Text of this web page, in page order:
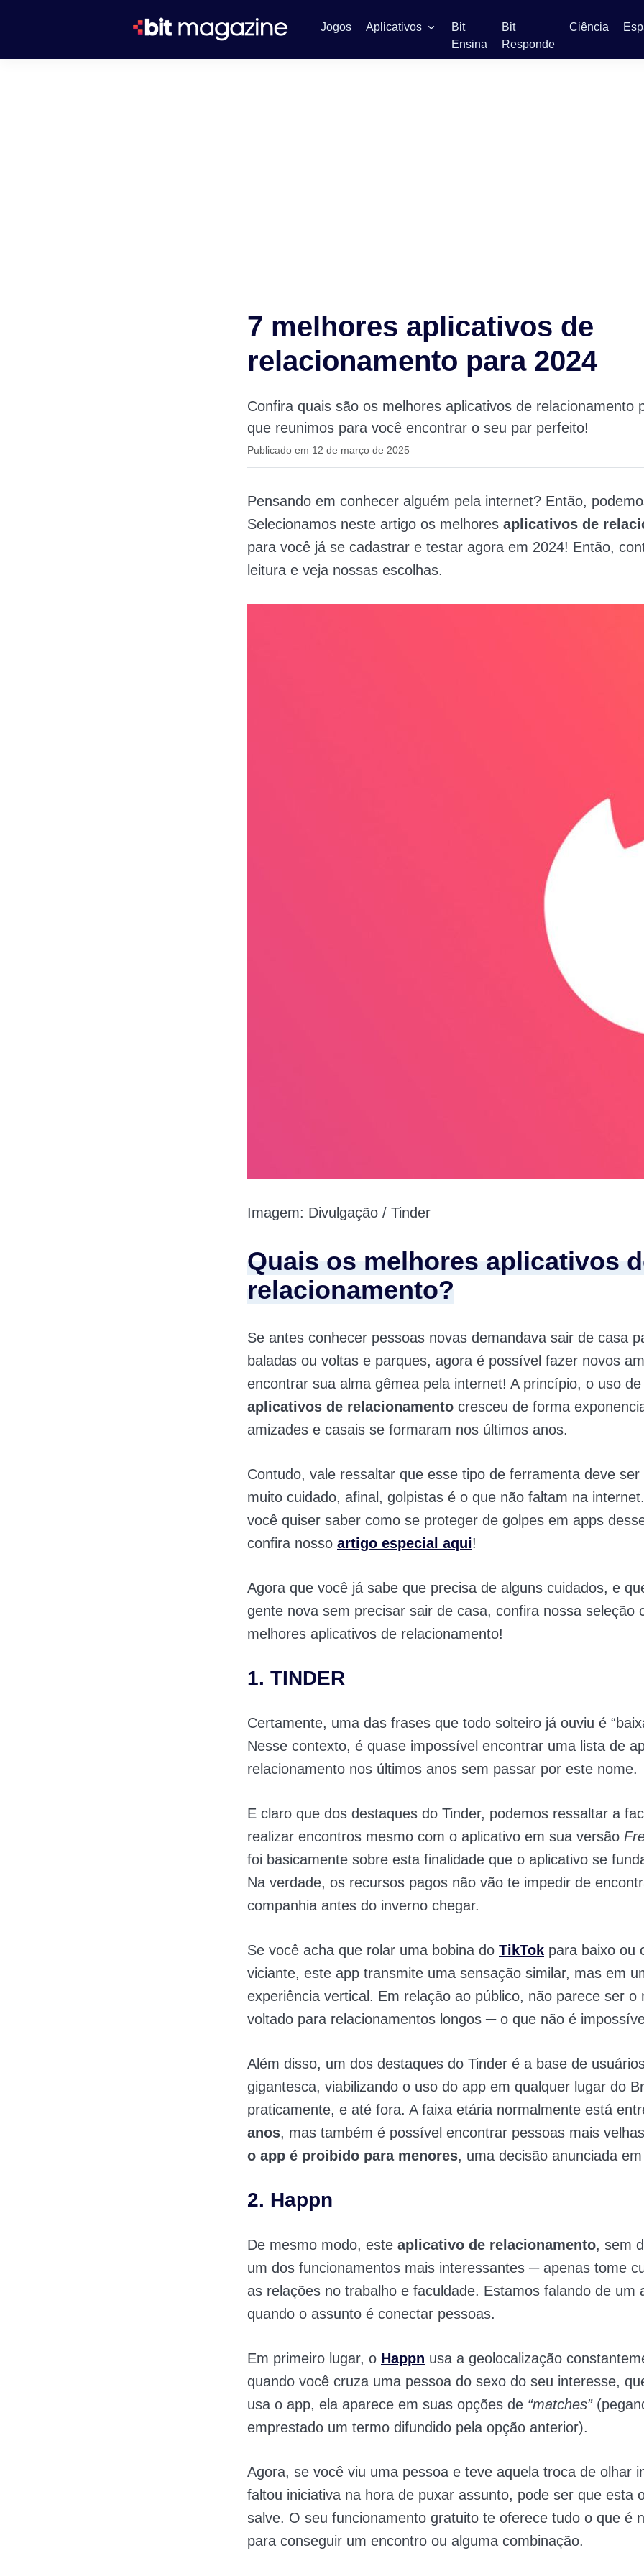
Jogos Aplicativos
Bit
Ensina
Bit
Responde
Ciência
7 melhores aplicativos de
relacionamento para 2024
Confira quais são os melhores aplicativos de relacionamento
que reunimos para você encontrar o seu par perfeito!
Publicado em 12 de março de 2025
Pensando em conhecer alguém pela internet? Então,
Selecionamos neste artigo os melhores aplicativos de
para você já se cadastrar e testar agora em 2024! Então,
leitura e veja nossas escolhas.
Imagem: Divulgação / Tinder
Quais os melhores aplicativos
relacionamento?
Se antes conhecer pessoas novas demandava sair de casa
baladas ou voltas e parques, agora é possível fazer novos
encontrar sua alma gêmea pela internet! A princípio, o uso de
aplicativos de relacionamento cresceu de forma
amizades e casais se formaram nos últimos anos.
Contudo, vale ressaltar que esse tipo de ferramenta deve
muito cuidado, afinal, golpistas é o que não faltam na
você quiser saber como se proteger de golpes em apps
confira nosso artigo especial aqui!
Agora que você já sabe que precisa de alguns cuidados, e
gente nova sem precisar sair de casa, confira nossa seleção
melhores aplicativos de relacionamento!
1. TINDER
Certamente, uma das frases que todo solteiro já ouviu é
Nesse contexto, é quase impossível encontrar uma lista de
relacionamento nos últimos anos sem passar por este nome.
E claro que dos destaques do Tinder, podemos ressaltar a
realizar encontros mesmo com o aplicativo em sua versão
foi basicamente sobre esta finalidade que o aplicativo se
Na verdade, os recursos pagos não vão te impedir de
companhia antes do inverno chegar.
Se você acha que rolar uma bobina do TikTok para baixo ou
viciante, este app transmite uma sensação similar, mas em
experiência vertical. Em relação ao público, não parece ser o
voltado para relacionamentos longos ─ o que não é
Além disso, um dos destaques do Tinder é a base de
gigantesca, viabilizando o uso do app em qualquer lugar do
praticamente, e até fora. A faixa etária normalmente está
anos, mas também é possível encontrar pessoas mais
o app é proibido para menores, uma decisão anunciada
2. Happn
De mesmo modo, este aplicativo de relacionamento, sem
um dos funcionamentos mais interessantes ─ apenas tome
as relações no trabalho e faculdade. Estamos falando de um
quando o assunto é conectar pessoas.
Em primeiro lugar, o Happn usa a geolocalização
quando você cruza uma pessoa do sexo do seu interesse,
usa o app, ela aparece em suas opções de “matches”
emprestado um termo difundido pela opção anterior).
Agora, se você viu uma pessoa e teve aquela troca de olhar
faltou iniciativa na hora de puxar assunto, pode ser que esta
salve. O seu funcionamento gratuito te oferece tudo o que é
para conseguir um encontro ou alguma combinação.